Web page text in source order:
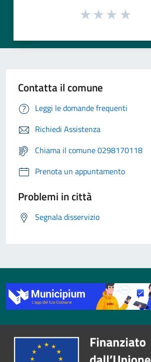
Contatta il comune
Leggi le domande frequenti
Richiedi Assistenza
Chiama il comune 0298170118
Prenota un appuntamento
Problemi in città
Segnala disservizio